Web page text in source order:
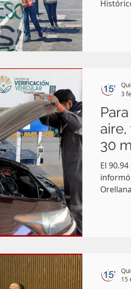
30
El
la secre
3
15